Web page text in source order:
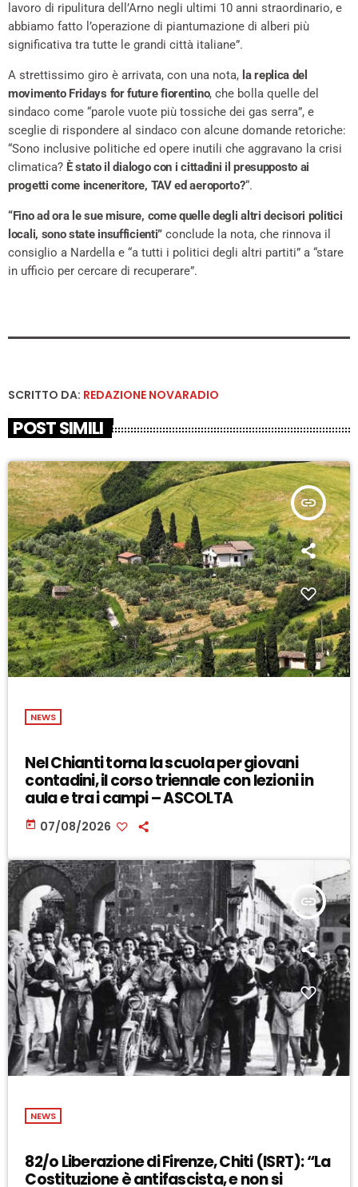
lavoro di ripulitura dell’Arno negli ultimi 10 anni straordinario, e
abbiamo fatto l’operazione di piantumazione di alberi più
significativa tra tutte le grandi città italiane”.
A strettissimo giro è arrivata, con una nota, la replica del
movimento Fridays for future fiorentino, che bolla quelle del
sindaco come “parole vuote più tossiche dei gas serra”, e
sceglie di rispondere al sindaco con alcune domande retoriche:
“Sono inclusive politiche ed opere inutili che aggravano la crisi
climatica? È stato il dialogo con i cittadini il presupposto ai
progetti come inceneritore, TAV ed aeroporto?“.
“Fino ad ora le sue misure, come quelle degli altri decisori politici
locali, sono state insufficienti” conclude la nota, che rinnova il
consiglio a Nardella e “a tutti i politici degli altri partiti” a “stare
in ufficio per cercare di recuperare”.
SCRITTO DA: REDAZIONE NOVARADIO
POST SIMILI
insert_link
NEWS
Nel Chianti torna la scuola per giovani
contadini, il corso triennale con lezioni in
aula e tra i campi – ASCOLTA
today 07/08/2026
insert_link
NEWS
82/o Liberazione di Firenze, Chiti (ISRT): “La
Costituzione è antifascista, e non si